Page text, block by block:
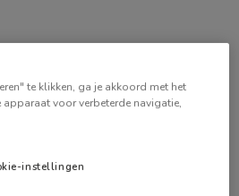
te klikken, ga je akkoord met het
voor verbeterde navigatie,
instellingen